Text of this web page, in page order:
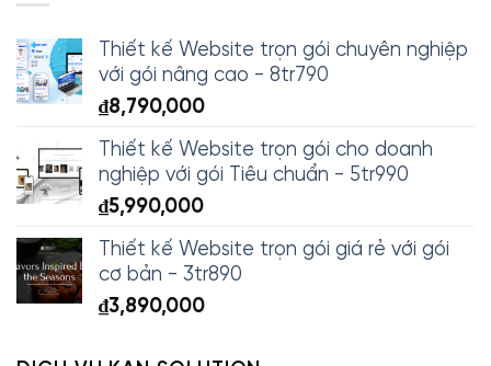
Thiết kế Website trọn gói chuyên nghiệp
với gói nâng cao - 8tr790
₫8,790,000
Thiết kế Website trọn gói cho doanh
nghiệp với gói Tiêu chuẩn - 5tr990
₫5,990,000
Thiết kế Website trọn gói giá rẻ với gói
cơ bản - 3tr890
₫3,890,000